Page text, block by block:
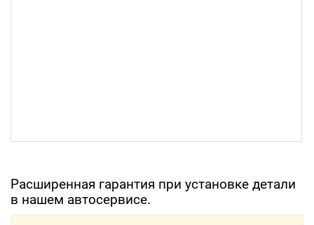
Расширенная гарантия при установке детали
в нашем автосервисе.